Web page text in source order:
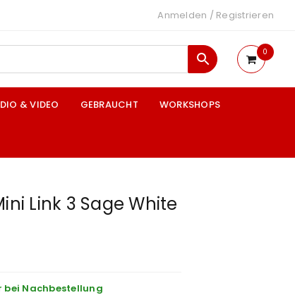
Anmelden / Registrieren
0
& VIDEO GEBRAUCHT WORKSHOPS
Link 3 Sage White
bei Nachbestellung